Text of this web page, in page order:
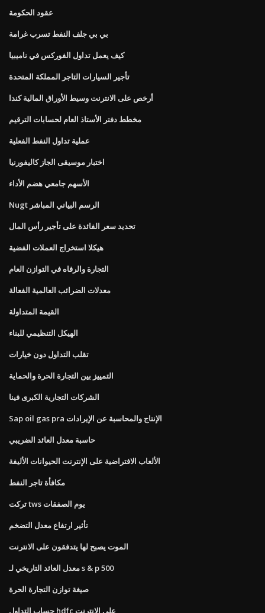
عقود الحكومة
بي بي جلف النفط تسرب غرامة
كيف يعمل تداول الفوركس في ناميبيا
تأجير السيارات التاجر المملكة المتحدة
أرخص على الانترنت وسيط الأوراق المالية كندا
مخطط دفتر الأستاذ العام لحسابات الترقيم
عملية تداول النفط الفعلية
اختبار موسيقى الجاز كاليفورنيا
الأسهم جامعي هضم الأداء
Nugt الرسم البياني المباشر
تحديد سعر الفائدة على تأجير رأس المال
هيكلا استخراج العملات الفضية
التجارة والرفاه في التوازن العام
معدلات الضرائب العالمية الفعالة
القيمة المتداولة
الهيكل التنظيمي للبناء
تقلب التداول دون خيارات
التمييز بين التجارة الحرة والحماية
الشركات التجارية الكبرى فينا
Sap oil gas pra الإنتاج والمحاسبة عن الإيرادات
حاسبة معدل العائد الضريبي
الألعاب الافتراضية على الإنترنت الحيوانات الأليفة
مكافأة تاجر النفط
تركت tws يوم الصفقات
تأثير ارتفاع معدل التضخم
الموت يصبح لها يتدفقون على الانترنت
معدل العائد التاريخي لـ s & p 500
صيغة توازن التجارة الحرة
حساب التداول hdfc على الانترنت